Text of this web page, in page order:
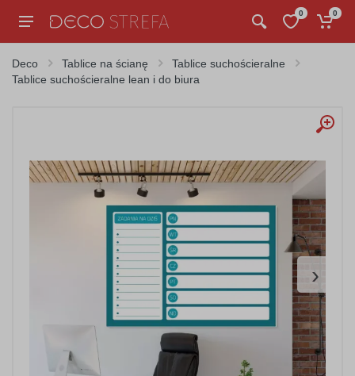
0 0
Deco Tablice na ścianę
Tablice suchościeralne
Tablice suchościeralne lean i do biura
›